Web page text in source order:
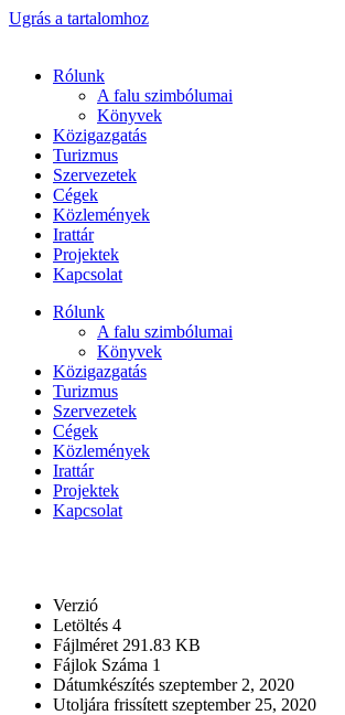
Ugrás a tartalomhoz
Rólunk
A falu szimbólumai
Könyvek
Közigazgatás
Turizmus
Szervezetek
Cégek
Közlemények
Irattár
Projektek
Kapcsolat
Rólunk
A falu szimbólumai
Könyvek
Közigazgatás
Turizmus
Szervezetek
Cégek
Közlemények
Irattár
Projektek
Kapcsolat
Verzió
Letöltés 4
Fájlméret 291.83 KB
Fájlok Száma 1
Dátumkészítés szeptember 2, 2020
Utoljára frissített szeptember 25, 2020